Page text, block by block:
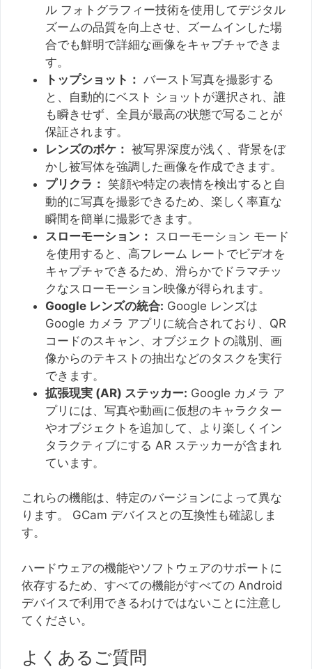
ル フォトグラフィー技術を使用してデジタル
ズームの品質を向上させ、ズームインした場
合でも鮮明で詳細な画像をキャプチャできま
す。
トップショット： バースト写真を撮影する
と、自動的にベスト ショットが選択され、誰
も瞬きせず、全員が最高の状態で写ることが
保証されます。
レンズのボケ： 被写界深度が浅く、背景をぼ
かし被写体を強調した画像を作成できます。
プリクラ： 笑顔や特定の表情を検出すると自
動的に写真を撮影できるため、楽しく率直な
瞬間を簡単に撮影できます。
スローモーション：
スローモーション モード
を使用すると、高フレーム レートでビデオを
キャプチャできるため、滑らかでドラマチッ
クなスローモーション映像が得られます。
Google レンズの統合: Google レンズは
Google カメラ アプリに統合されており、QR
コードのスキャン、オブジェクトの識別、画
像からのテキストの抽出などのタスクを実行
できます。
拡張現実 (AR) ステッカー: Google カメラ ア
プリには、写真や動画に仮想のキャラクター
やオブジェクトを追加して、より楽しくイン
タラクティブにする AR ステッカーが含まれ
ています。
これらの機能は、特定のバージョンによって異な
ります。 GCam デバイスとの互換性も確認しま
す。
ハードウェアの機能やソフトウェアのサポートに
依存するため、すべての機能がすべての Android
デバイスで利用できるわけではないことに注意し
てください。
よくあるご質問